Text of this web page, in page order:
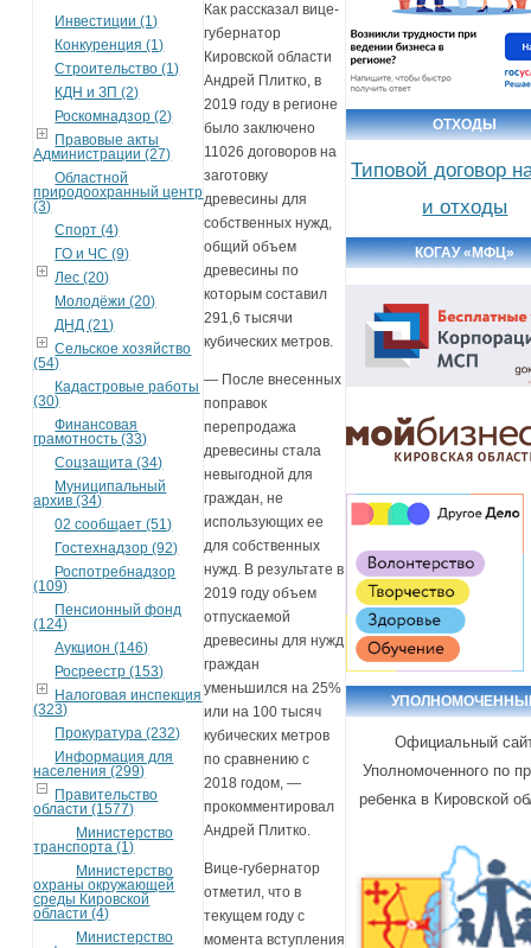
Инвестиции (1)
Конкуренция (1)
Строительство (1)
КДН и ЗП (2)
Роскомнадзор (2)
Правовые акты
Администрации (27)
Областной
природоохранный центр
(3)
Спорт (4)
ГО и ЧС (9)
Лес (20)
Молодёжи (20)
ДНД (21)
Сельское хозяйство
(54)
Кадастровые работы
(30)
Финансовая
грамотность (33)
Соцзащита (34)
Муниципальный
архив (34)
02 сообщает (51)
Гостехнадзор (92)
Роспотребнадзор
(109)
Пенсионный фонд
(124)
Аукцион (146)
Росреестр (153)
Налоговая инспекция
(323)
Прокуратура (232)
Информация для
населения (299)
Правительство
области (1577)
Министерство
транспорта (1)
Министерство
охраны окружающей
среды Кировской
области (4)
Министерство
Как рассказал вице-
губернатор
Кировской области
Андрей Плитко, в
2019 году в регионе
было заключено
11026 договоров на
заготовку
древесины для
собственных нужд,
общий объем
древесины по
которым составил
291,6 тысячи
кубических метров.
— После внесенных
поправок
перепродажа
древесины стала
невыгодной для
граждан, не
использующих ее
для собственных
нужд. В результате в
2019 году объем
отпускаемой
древесины для нужд
граждан
уменьшился на 25%
или на 100 тысяч
кубических метров
по сравнению с
2018 годом, —
прокомментировал
Андрей Плитко.
Вице-губернатор
отметил, что в
текущем году с
момента вступления
ОТХОДЫ
Типовой договор
и отходы
КОГАУ «МФЦ»
Официальный
Уполномоченного по
ребенка в Кировской